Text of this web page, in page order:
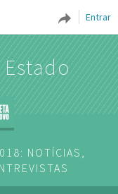
Entrar
NOTÍCIAS,